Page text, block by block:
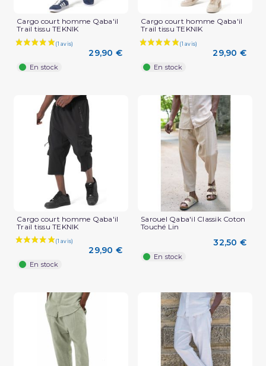
Cargo court homme Qaba'il
Trail tissu TEKNIK
29,90 €
En stock
Cargo court homme Qaba'il
Trail tissu TEKNIK
29,90 €
En stock
Cargo court homme Qaba'il
Trail tissu TEKNIK
29,90 €
En stock
Sarouel Qaba'il Classik Coton
Touché Lin
32,50 €
En stock